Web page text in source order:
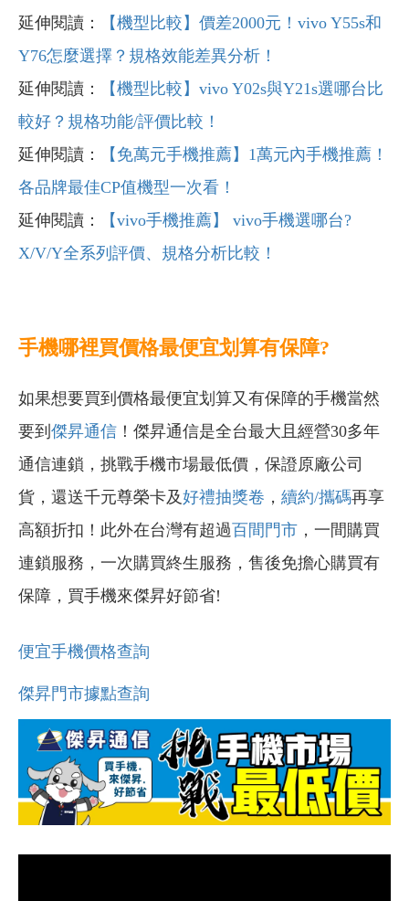
延伸閱讀：
【機型比較】價差2000元！vivo Y55s和
Y76怎麼選擇？規格效能差異分析！
延伸閱讀：
【機型比較】vivo Y02s與Y21s選哪台比
較好？規格功能/評價比較！
延伸閱讀：
【免萬元手機推薦】1萬元內手機推薦！
各品牌最佳CP值機型一次看！
延伸閱讀：
【vivo手機推薦】 vivo手機選哪台?
X/V/Y全系列評價、規格分析比較！
手機哪裡買價格最便宜划算有保障?
如果想要買到價格最便宜划算又有保障的手機當然
要到 傑昇通信 ！傑昇通信是全台最大且經營30多年
通信連鎖，挑戰手機市場最低價，保證原廠公司
貨，還送千元尊榮卡及好禮抽獎卷 ， 續約/攜碼再享
高額折扣！此外在台灣有超過百間門市 ，一間購買
連鎖服務，一次購買終生服務，售後免擔心購買有
保障，買手機來傑昇好節省!
便宜手機價格查詢
傑昇門市據點查詢